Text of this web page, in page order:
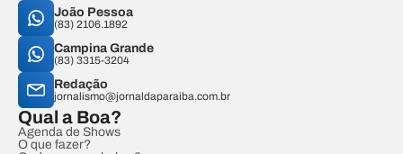
João Pessoa
(83) 2106.1892
Campina Grande
(83) 3315-3204
Redação
jornalismo@jornaldaparaiba.com.br
Qual a Boa?
Agenda de Shows
O que fazer?